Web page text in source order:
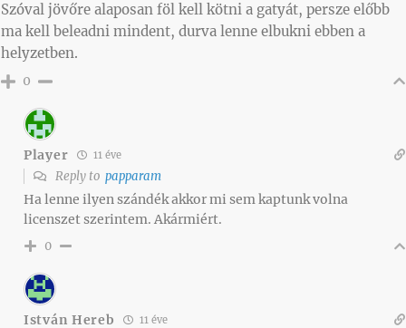
Szóval jövőre alaposan föl kell kötni a gatyát, persze előbb
ma kell beleadni mindent, durva lenne elbukni ebben a
helyzetben.
0
Player 11 éve
Reply to papparam
Ha lenne ilyen szándék akkor mi sem kaptunk volna
licenszet szerintem. Akármiért.
0
István Hereb 11 éve